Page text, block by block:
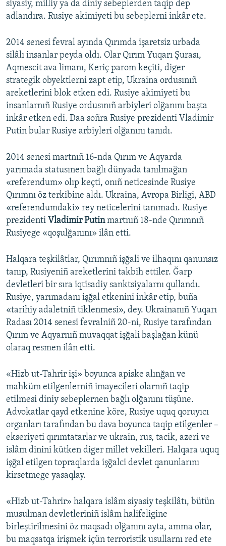
siyasiy, milliy ya da diniy sebeplerden taqip dep
adlandıra. Rusiye akimiyeti bu sebeplerni inkâr ete.
2014 senesi fevral ayında Qırımda işaretsiz urbada
silâlı insanlar peyda oldı. Olar Qırım Yuqarı Şurası,
Aqmescit ava limanı, Keriç parom keçiti, diger
strategik obyektlerni zapt etip, Ukraina ordusınıñ
areketlerini blok etken edi. Rusiye akimiyeti bu
insanlarnıñ Rusiye ordusınıñ arbiyleri olğanını başta
inkâr etken edi. Daa soñra Rusiye prezidenti Vladimir
Putin bular Rusiye arbiyleri olğanını tanıdı.
2014 senesi martnıñ 16-nda Qırım ve Aqyarda
yarımada statusınen bağlı dünyada tanılmağan
«referendum» olıp keçti, onıñ neticesinde Rusiye
Qırımnı öz terkibine aldı. Ukraina, Avropa Birligi, ABD
«referendumdaki» rey neticelerini tanımadı. Rusiye
prezidenti Vladimir Putinmartnıñ 18-nde Qırımnıñ
Rusiyege «qoşulğanını» ilân etti.
Halqara teşkilâtlar, Qırımnıñ işğali ve ilhaqını qanunsız
tanıp, Rusiyeniñ areketlerini takbih ettiler. Ğarp
devletleri bir sıra iqtisadiy sanktsiyalarnı qullandı.
Rusiye, yarımadanı işğal etkenini inkâr etip, buña
«tarihiy adaletniñ tiklenmesi», dey. Ukrainanıñ Yuqarı
Radası 2014 senesi fevralniñ 20-ni, Rusiye tarafından
Qırım ve Aqyarnıñ muvaqqat işğali başlağan künü
olaraq resmen ilân etti.
«Hizb ut-Tahrir işi» boyunca apiske alınğan ve
mahküm etilgenlerniñ imayecileri olarnıñ taqip
etilmesi diniy sebeplernen bağlı olğanını tüşüne.
Advokatlar qayd etkenine köre, Rusiye uquq qoruyıcı
organları tarafından bu dava boyunca taqip etilgenler –
ekseriyeti qırımtatarlar ve ukrain, rus, tacik, azeri ve
islâm dinini kütken diger millet vekilleri. Halqara uquq
işğal etilgen topraqlarda işğalci devlet qanunlarını
kirsetmege yasaqlay.
«Hizb ut-Tahrir» halqara islâm siyasiy teşkilâtı, bütün
musulman devletleriniñ islâm halifeligine
birleştirilmesini öz maqsadı olğanını ayta, amma olar,
bu maqsatqa irişmek içün terroristik usullarnı red ete